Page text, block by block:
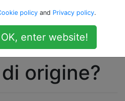
e rispettivi
cartella e
origine?
policy and Privacy policy.
OK, enter website!